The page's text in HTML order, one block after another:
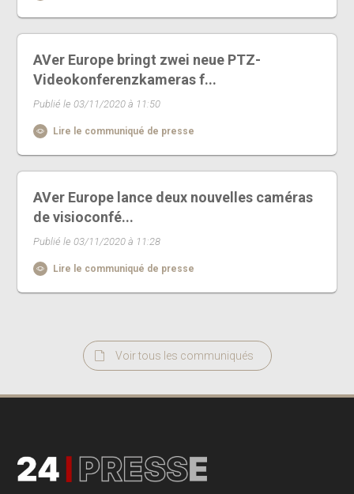
AVer Europe bringt zwei neue PTZ-
Videokonferenzkameras f...
Publié le 03/11/2020 à 11:50
Lire le communiqué de presse
AVer Europe lance deux nouvelles caméras
de visioconfé...
Publié le 03/11/2020 à 11:28
Lire le communiqué de presse
Voir tous les communiqués